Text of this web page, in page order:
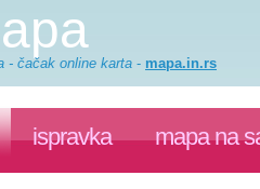
- čačak online karta - mapa.in.rs
ispravka mapa na